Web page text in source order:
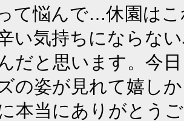
て悩んで…休園はこ
い気持ちにならな
だと思います。今
の姿が見れて嬉し
本当にありがとう